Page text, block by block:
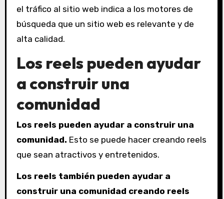
el tráfico al sitio web indica a los motores de
búsqueda que un sitio web es relevante y de
alta calidad.
Los reels pueden ayudar
a construir una
comunidad
Los reels pueden ayudar a construir una
comunidad. Esto se puede hacer creando reels
que sean atractivos y entretenidos.
Los reels también pueden ayudar a
construir una comunidad creando reels